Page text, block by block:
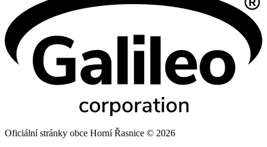
Oficiální stránky obce Horní Řasnice © 2026